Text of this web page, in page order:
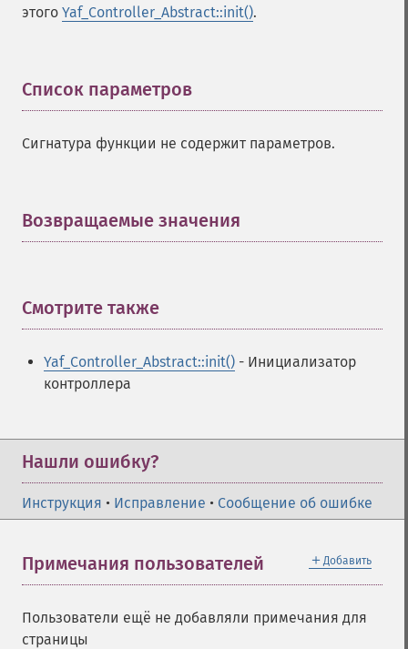
этого Yaf_Controller_Abstract::init().
Список параметров
Сигнатура функции не содержит параметров.
Возвращаемые значения
Смотрите также
Yaf_Controller_Abstract::init() - Инициализатор
контроллера
Нашли ошибку?
Инструкция • Исправление • Сообщение об ошибке
＋ Добавить
Примечания пользователей
Пользователи ещё не добавляли примечания для
страницы